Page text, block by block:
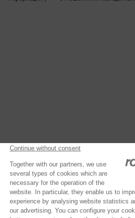
Планетарный миксер